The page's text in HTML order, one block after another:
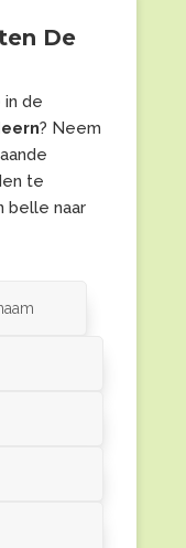
De
in de
? Neem
te
belle naar